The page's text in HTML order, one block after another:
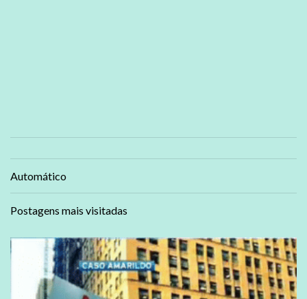
Automático
Postagens mais visitadas